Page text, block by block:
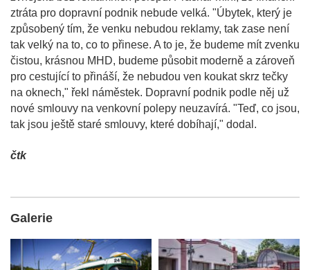
ztráta pro dopravní podnik nebude velká. "Úbytek, který je
způsobený tím, že venku nebudou reklamy, tak zase není
tak velký na to, co to přinese. A to je, že budeme mít zvenku
čistou, krásnou MHD, budeme působit moderně a zároveň
pro cestující to přináší, že nebudou ven koukat skrz tečky
na oknech," řekl náměstek. Dopravní podnik podle něj už
nové smlouvy na venkovní polepy neuzavírá. "Teď, co jsou,
tak jsou ještě staré smlouvy, které dobíhají," dodal.
čtk
Galerie